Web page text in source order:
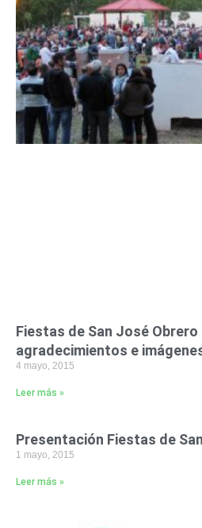
Fiestas de San José Obrero
agradecimientos e
4 mayo, 2015
Leer más »
Presentación Fiestas de
1 mayo, 2015
Leer más »
n
a
n
a
n
a
n
a